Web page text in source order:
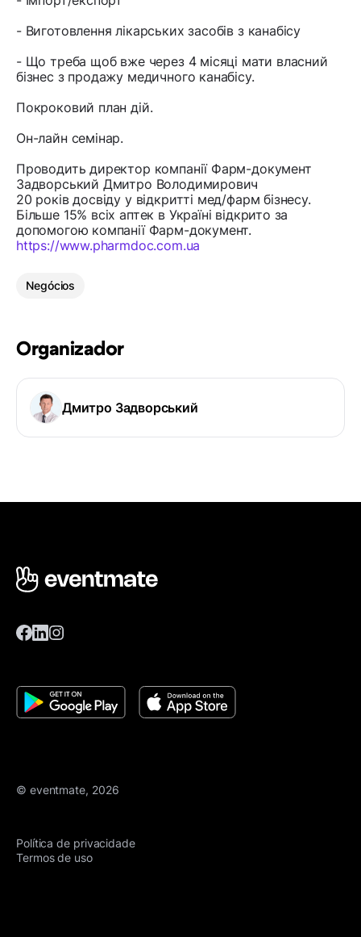
- Виготовлення лікарських засобів з канабісу
- Що треба щоб вже через 4 місяці мати власний
бізнес з продажу медичного канабісу.
Покроковий план дій.
Он-лайн семінар.
Проводить директор компанії Фарм-документ
Задворський Дмитро Володимирович
20 років досвіду у відкритті мед/фарм бізнесу.
Більше 15% всіх аптек в Україні відкрито за
допомогою компанії Фарм-документ.
https://www.pharmdoc.com.ua
Negócios
Organizador
Дмитро Задворський
© eventmate, 2026
Política de privacidade
Termos de uso